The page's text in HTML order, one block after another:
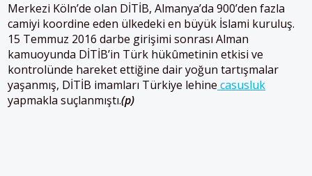
Merkezi Köln’de olan DİTİB, Almanya’da 900’den fazla
camiyi koordine eden ülkedeki en büyük İslami kuruluş.
15 Temmuz 2016 darbe girişimi sonrası Alman
kamuoyunda DİTİB’in Türk hükûmetinin etkisi ve
kontrolünde hareket ettiğine dair yoğun tartışmalar
yaşanmış, DİTİB imamları Türkiye lehine casusluk
yapmakla suçlanmıştı.(p)